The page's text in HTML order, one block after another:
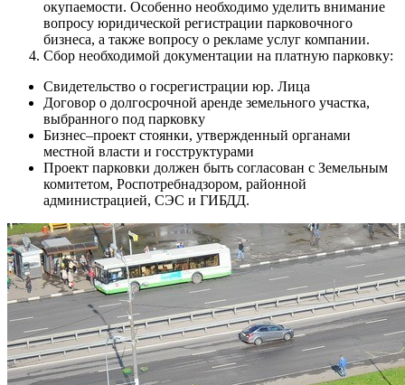
окупаемости. Особенно необходимо уделить внимание
вопросу юридической регистрации парковочного
бизнеса, а также вопросу о рекламе услуг компании.
Сбор необходимой документации на платную парковку:
Свидетельство о госрегистрации юр. Лица
Договор о долгосрочной аренде земельного участка,
выбранного под парковку
Бизнес–проект стоянки, утвержденный органами
местной власти и госструктурами
Проект парковки должен быть согласован с Земельным
комитетом, Роспотребнадзором, районной
администрацией, СЭС и ГИБДД.